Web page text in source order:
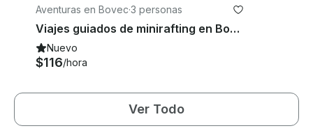
Aventuras en Bovec·3 personas
Viajes guiados de minirafting en Bovec, Eslovenia
Nuevo
$116/hora
Ver Todo